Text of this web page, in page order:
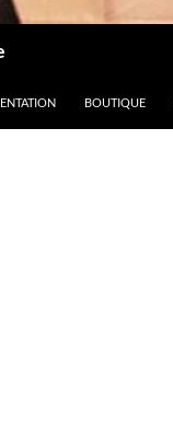
BOUTIQUE